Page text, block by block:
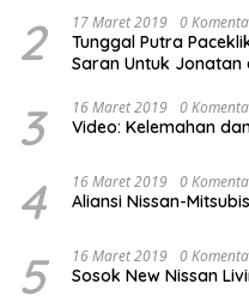
2 17 Maret 2019 0
Tunggal Putra
Saran Untuk Jonatan
3 16 Maret 2019 0
Video: Kelemahan
4 16 Maret 2019 0
Aliansi Nissan-
5 16 Maret 2019 0
Sosok New Nissan